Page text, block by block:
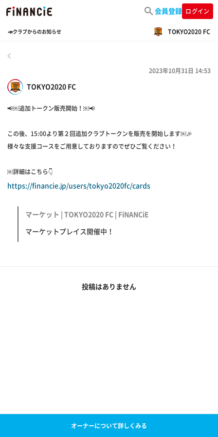
会員登録 ログイン
📣クラブからのお知らせ TOKYO2020 FC
TOKYO2020 FC
2023年10月31日 14:53
📢￼追加トークン販売開始！￼📢
この後、15:00より第２回追加クラブトークンを販売を開始します￼🎉
様々な支援コースをご用意しておりますのでぜひご覧ください！
￼詳細はこちら👇
https://financie.jp/users/tokyo2020fc/cards
マーケット | TOKYO2020 FC | FiNANCiE
マーケットプレイス開催中！
投稿はありません
オーナーについて詳しくみる